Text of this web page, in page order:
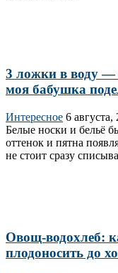
3 ложки в воду —
моя бабушка
Интересное 6 августа,
Белые носки и бельё
оттенок и пятна
не стоит сразу
Овощ-водохлеб:
плодоносить до